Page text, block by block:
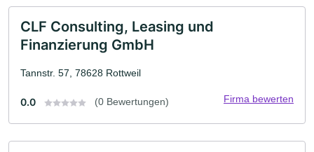
CLF Consulting, Leasing und
Finanzierung GmbH
Tannstr. 57, 78628 Rottweil
0.0 (0 Bewertungen) Firma bewerten